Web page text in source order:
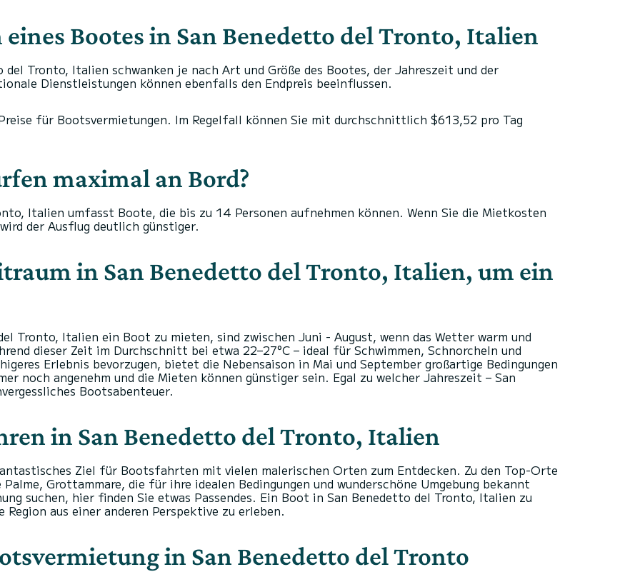
Bootes in San Benedetto del Tronto, Italien
Tronto, Italien schwanken je nach Art und Größe des Bootes, der Jahreszeit und der
Dienstleistungen können ebenfalls den Endpreis beeinflussen.
für Bootsvermietungen. Im Regelfall können Sie mit durchschnittlich $613,52 pro Tag
maximal an Bord?
Italien umfasst Boote, die bis zu 14 Personen aufnehmen können. Wenn Sie die Mietkosten
der Ausflug deutlich günstiger.
in San Benedetto del Tronto, Italien, um ein
Tronto, Italien ein Boot zu mieten, sind zwischen Juni - August, wenn das Wetter warm und
dieser Zeit im Durchschnitt bei etwa 22–27°C – ideal für Schwimmen, Schnorcheln und
Erlebnis bevorzugen, bietet die Nebensaison in Mai und September großartige Bedingungen
noch angenehm und die Mieten können günstiger sein. Egal zu welcher Jahreszeit – San
Bootsabenteuer.
in San Benedetto del Tronto, Italien
Ziel für Bootsfahrten mit vielen malerischen Orten zum Entdecken. Zu den Top-Orte
Grottammare, die für ihre idealen Bedingungen und wunderschöne Umgebung bekannt
suchen, hier finden Sie etwas Passendes. Ein Boot in San Benedetto del Tronto, Italien zu
aus einer anderen Perspektive zu erleben.
in San Benedetto del Tronto